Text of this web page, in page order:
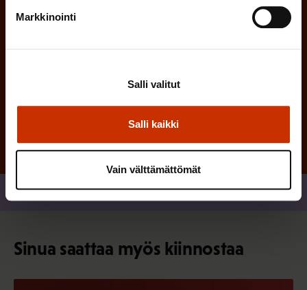
Markkinointi
Salli kaikki
Salli valitut
Vain välttämättömät
Jaa
Sinua saattaa myös kiinnostaa